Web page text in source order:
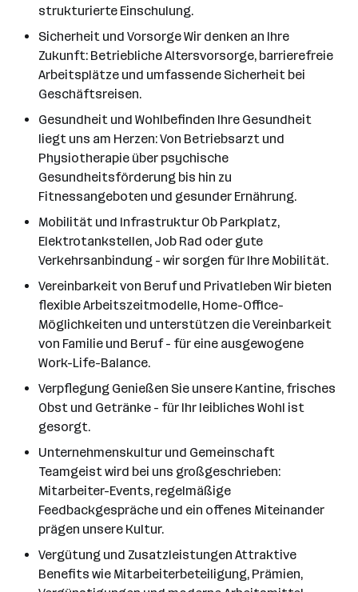
strukturierte Einschulung.
Sicherheit und Vorsorge Wir denken an Ihre
Zukunft: Betriebliche Altersvorsorge, barrierefreie
Arbeitsplätze und umfassende Sicherheit bei
Geschäftsreisen.
Gesundheit und Wohlbefinden Ihre Gesundheit
liegt uns am Herzen: Von Betriebsarzt und
Physiotherapie über psychische
Gesundheitsförderung bis hin zu
Fitnessangeboten und gesunder Ernährung.
Mobilität und Infrastruktur Ob Parkplatz,
Elektrotankstellen, Job Rad oder gute
Verkehrsanbindung - wir sorgen für Ihre Mobilität.
Vereinbarkeit von Beruf und Privatleben Wir bieten
flexible Arbeitszeitmodelle, Home-Office-
Möglichkeiten und unterstützen die Vereinbarkeit
von Familie und Beruf - für eine ausgewogene
Work-Life-Balance.
Verpflegung Genießen Sie unsere Kantine, frisches
Obst und Getränke - für Ihr leibliches Wohl ist
gesorgt.
Unternehmenskultur und Gemeinschaft
Teamgeist wird bei uns großgeschrieben:
Mitarbeiter-Events, regelmäßige
Feedbackgespräche und ein offenes Miteinander
prägen unsere Kultur.
Vergütung und Zusatzleistungen Attraktive
Benefits wie Mitarbeiterbeteiligung, Prämien,